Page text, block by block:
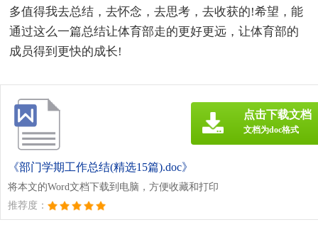
多值得我去总结，去怀念，去思考，去收获的!希望，能
通过这么一篇总结让体育部走的更好更远，让体育部的
成员得到更快的成长!
《部门学期工作总结(精选15篇).doc》
将本文的Word文档下载到电脑，方便收藏和打印
推荐度：
点击下载文档
文档为doc格式